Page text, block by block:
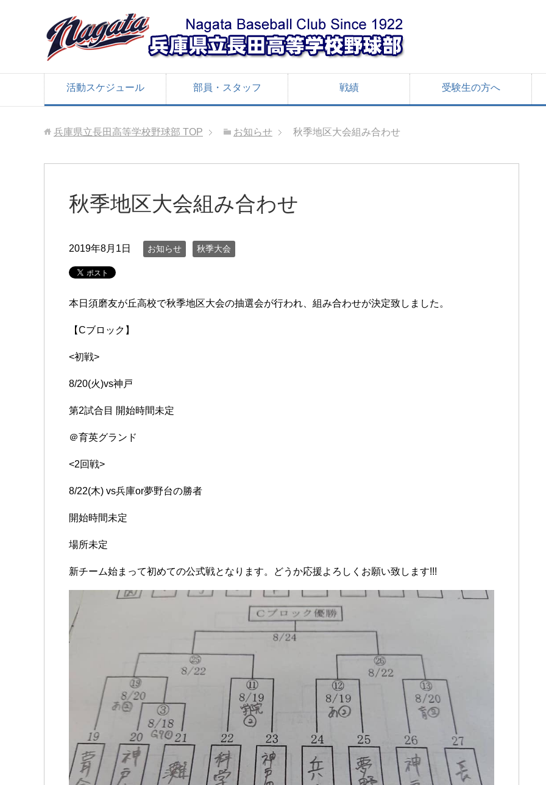
活動スケジュール 部員・スタッフ 戦績 受験生の方へ
兵庫県立長田高等学校野球部 TOP お知らせ 秋季地区大会組み合わせ
秋季地区大会組み合わせ
2019年8月1日 お知らせ 秋季大会
本日須磨友が丘高校で秋季地区大会の抽選会が行われ、組み合わせが決定致しました。
【Cブロック】
<初戦>
8/20(火)vs神戸
第2試合目 開始時間未定
＠育英グランド
<2回戦>
8/22(木) vs兵庫or夢野台の勝者
開始時間未定
場所未定
新チーム始まって初めての公式戦となります。どうか応援よろしくお願い致します!!!